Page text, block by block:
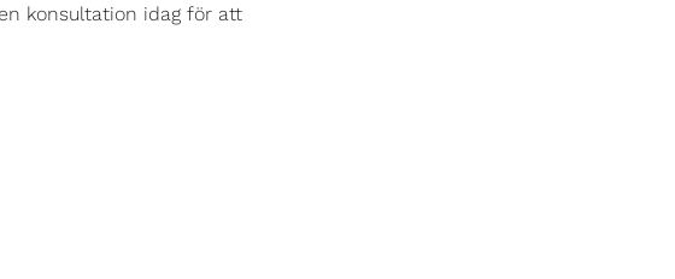
konsultation idag för att